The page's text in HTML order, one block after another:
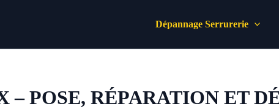
Dépannage Serrurerie
POSE, RÉPARATION ET